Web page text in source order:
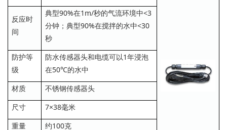
反应时
间
典型90%在1m/秒的气流环境中<3
分钟；典型90%在搅拌的水中<30
秒
防护等
级
防水传感器头和电缆可以1年浸泡
在50℃的水中
材质
不锈钢传感器头
尺寸
7×38毫米
重量
约100克